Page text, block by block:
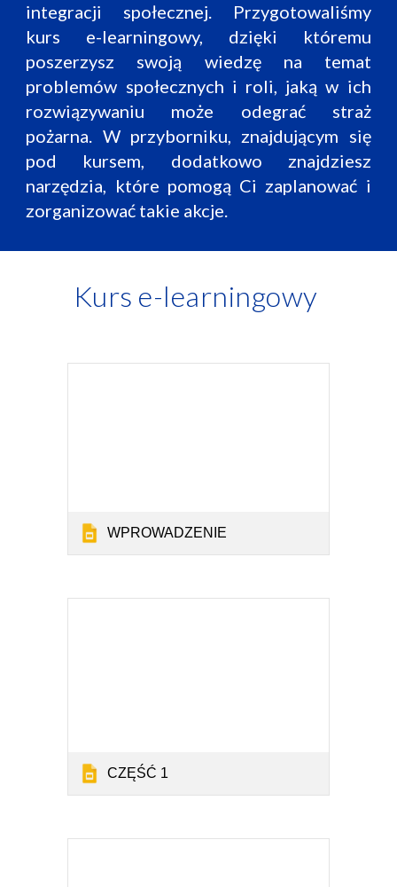
integracji społecznej. Przygotowaliśmy
kurs e-learningowy, dzięki któremu
poszerzysz swoją wiedzę na temat
problemów społecznych i roli, jaką w ich
rozwiązywaniu może odegrać straż
pożarna. W przyborniku, znajdującym się
pod kursem, dodatkowo znajdziesz
narzędzia, które pomogą Ci zaplanować i
zorganizować takie akcje.
Kurs e-learningowy
WPROWADZENIE
CZĘŚĆ 1